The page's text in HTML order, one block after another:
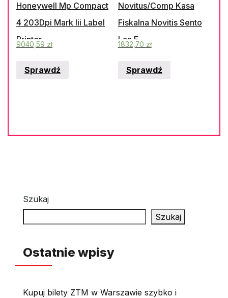
Honeywell Mp Compact
4 203Dpi Mark Iii Label
Printer
9040,59 zł
Sprawdź
Novitus/Comp Kasa
Fiskalna Novitis Sento
Lan E
1832,70 zł
Sprawdź
Szukaj
Szukaj
Ostatnie wpisy
Kupuj bilety ZTM w Warszawie szybko i